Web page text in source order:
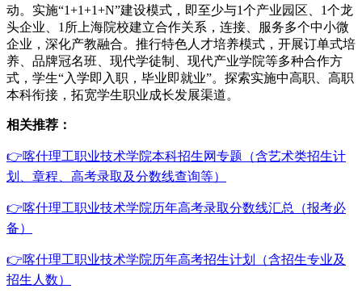
动。实施“1+1+1+N”建设模式，即至少与1个产业园区、1个龙
头企业、1所上海院校建立合作关系，连接、服务多个中小微
企业，深化产教融合。推行特色人才培养模式，开展订单式培
养、品牌冠名班、现代学徒制、现代产业学院等多种合作方
式，学生“入学即入职，毕业即就业”。探索实施中高职、高职
本科衔接，拓宽学生职业成长发展渠道。
相关推荐：
👉喀什理工职业技术学院本科招生网专题（含艺术类招生计
划、章程、高考录取及分数线查询等）
👉喀什理工职业技术学院历年高考录取分数线汇总（报考必
备）
👉喀什理工职业技术学院历年高考招生计划（含招生专业及
招生人数）